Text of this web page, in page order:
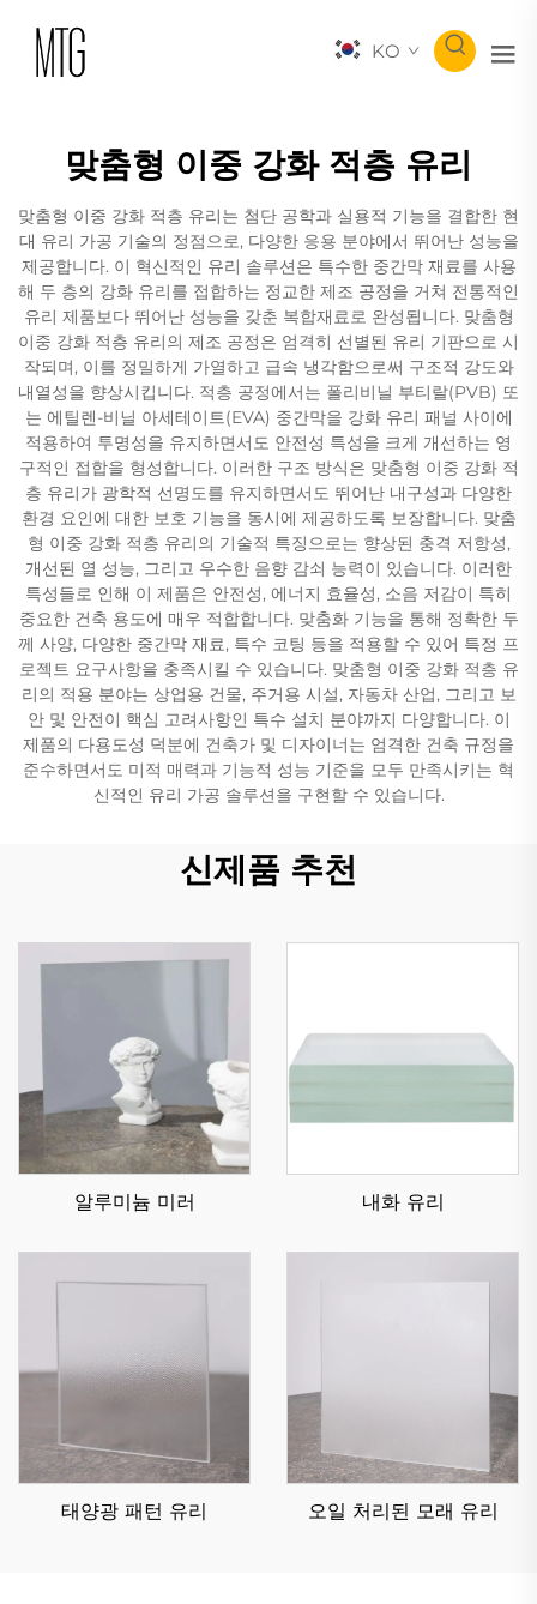
KO
맞춤형 이중 강화 적층 유리
맞춤형 이중 강화 적층 유리는 첨단 공학과 실용적 기능을 결합한 현
대 유리 가공 기술의 정점으로, 다양한 응용 분야에서 뛰어난 성능을
제공합니다. 이 혁신적인 유리 솔루션은 특수한 중간막 재료를 사용
해 두 층의 강화 유리를 접합하는 정교한 제조 공정을 거쳐 전통적인
유리 제품보다 뛰어난 성능을 갖춘 복합재료로 완성됩니다. 맞춤형
이중 강화 적층 유리의 제조 공정은 엄격히 선별된 유리 기판으로 시
작되며, 이를 정밀하게 가열하고 급속 냉각함으로써 구조적 강도와
내열성을 향상시킵니다. 적층 공정에서는 폴리비닐 부티랄(PVB) 또
는 에틸렌-비닐 아세테이트(EVA) 중간막을 강화 유리 패널 사이에
적용하여 투명성을 유지하면서도 안전성 특성을 크게 개선하는 영
구적인 접합을 형성합니다. 이러한 구조 방식은 맞춤형 이중 강화 적
층 유리가 광학적 선명도를 유지하면서도 뛰어난 내구성과 다양한
환경 요인에 대한 보호 기능을 동시에 제공하도록 보장합니다. 맞춤
형 이중 강화 적층 유리의 기술적 특징으로는 향상된 충격 저항성,
개선된 열 성능, 그리고 우수한 음향 감쇠 능력이 있습니다. 이러한
특성들로 인해 이 제품은 안전성, 에너지 효율성, 소음 저감이 특히
중요한 건축 용도에 매우 적합합니다. 맞춤화 기능을 통해 정확한 두
께 사양, 다양한 중간막 재료, 특수 코팅 등을 적용할 수 있어 특정 프
로젝트 요구사항을 충족시킬 수 있습니다. 맞춤형 이중 강화 적층 유
리의 적용 분야는 상업용 건물, 주거용 시설, 자동차 산업, 그리고 보
안 및 안전이 핵심 고려사항인 특수 설치 분야까지 다양합니다. 이
제품의 다용도성 덕분에 건축가 및 디자이너는 엄격한 건축 규정을
준수하면서도 미적 매력과 기능적 성능 기준을 모두 만족시키는 혁
신적인 유리 가공 솔루션을 구현할 수 있습니다.
신제품 추천
알루미늄 미러 내화 유리
태양광 패턴 유리 오일 처리된 모래 유리